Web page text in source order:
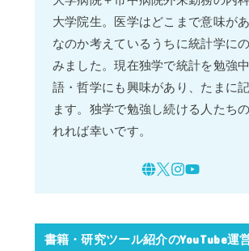
大学院生。医学はどこまで意味が
なのか考えているうちに統計学に
みました。現在独学で統計を勉強
語・哲学にも興味があり、たまに
ます。独学で勉強し続ける人たち
れれば幸いです。
書籍・研究ツール紹介のYouTube運